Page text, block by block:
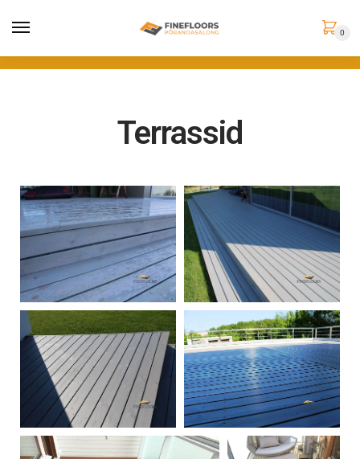
0
Terrassid